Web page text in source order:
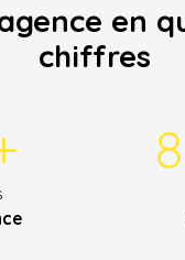
en
chiffres